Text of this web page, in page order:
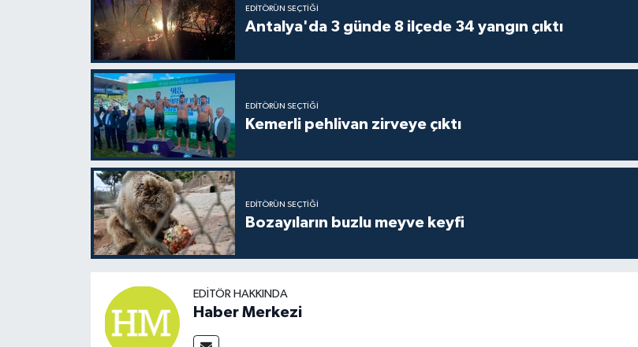
EDITÖRÜN SEÇTIĞI
Antalya'da 3 günde 8 ilçede 34 yangın çıktı
EDITÖRÜN SEÇTIĞI
Kemerli pehlivan zirveye çıktı
EDITÖRÜN SEÇTIĞI
Bozayıların buzlu meyve keyfi
EDITÖR HAKKINDA
Haber Merkezi